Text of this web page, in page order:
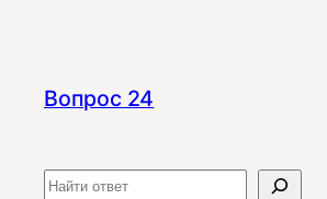
содержимому
Вопрос 24
Поиск